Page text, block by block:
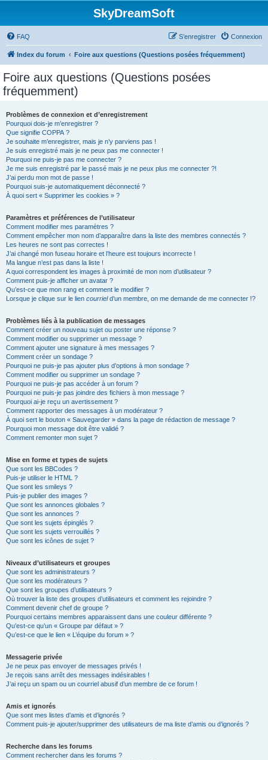
SkyDreamSoft
FAQ Connexion
S’enregistrer
Index du forum Foire aux questions (Questions posées fréquemment)
Foire aux questions (Questions posées
fréquemment)
Problèmes de connexion et d’enregistrement
Pourquoi dois-je m’enregistrer ?
Que signifie COPPA ?
Je souhaite m’enregistrer, mais je n’y parviens pas !
Je suis enregistré mais je ne peux pas me connecter !
Pourquoi ne puis-je pas me connecter ?
Je me suis enregistré par le passé mais je ne peux plus me connecter ?!
J’ai perdu mon mot de passe !
Pourquoi suis-je automatiquement déconnecté ?
À quoi sert « Supprimer les cookies » ?
Paramètres et préférences de l’utilisateur
Comment modifier mes paramètres ?
Comment empêcher mon nom d’apparaître dans la liste des membres connectés ?
Les heures ne sont pas correctes !
J’ai changé mon fuseau horaire et l’heure est toujours incorrecte !
Ma langue n’est pas dans la liste !
A quoi correspondent les images à proximité de mon nom d’utilisateur ?
Comment puis-je afficher un avatar ?
Qu’est-ce que mon rang et comment le modifier ?
Lorsque je clique sur le lien courrield’un membre, on me demande de me connecter !?
Problèmes liés à la publication de messages
Comment créer un nouveau sujet ou poster une réponse ?
Comment modifier ou supprimer un message ?
Comment ajouter une signature à mes messages ?
Comment créer un sondage ?
Pourquoi ne puis-je pas ajouter plus d’options à mon sondage ?
Comment modifier ou supprimer un sondage ?
Pourquoi ne puis-je pas accéder à un forum ?
Pourquoi ne puis-je pas joindre des fichiers à mon message ?
Pourquoi ai-je reçu un avertissement ?
Comment rapporter des messages à un modérateur ?
À quoi sert le bouton « Sauvegarder » dans la page de rédaction de message ?
Pourquoi mon message doit être validé ?
Comment remonter mon sujet ?
Mise en forme et types de sujets
Que sont les BBCodes ?
Puis-je utiliser le HTML ?
Que sont les smileys ?
Puis-je publier des images ?
Que sont les annonces globales ?
Que sont les annonces ?
Que sont les sujets épinglés ?
Que sont les sujets verrouillés ?
Que sont les icônes de sujet ?
Niveaux d’utilisateurs et groupes
Que sont les administrateurs ?
Que sont les modérateurs ?
Que sont les groupes d’utilisateurs ?
Où trouver la liste des groupes d’utilisateurs et comment les rejoindre ?
Comment devenir chef de groupe ?
Pourquoi certains membres apparaissent dans une couleur différente ?
Qu’est-ce qu’un « Groupe par défaut » ?
Qu’est-ce que le lien « L’équipe du forum » ?
Messagerie privée
Je ne peux pas envoyer de messages privés !
Je reçois sans arrêt des messages indésirables !
J’ai reçu un spam ou un courriel abusif d’un membre de ce forum !
Amis et ignorés
Que sont mes listes d’amis et d’ignorés ?
Comment puis-je ajouter/supprimer des utilisateurs de ma liste d’amis ou d’ignorés ?
Recherche dans les forums
Comment rechercher dans les forums ?